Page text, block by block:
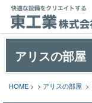
アリスの部屋
HOME > > アリスの部屋 >